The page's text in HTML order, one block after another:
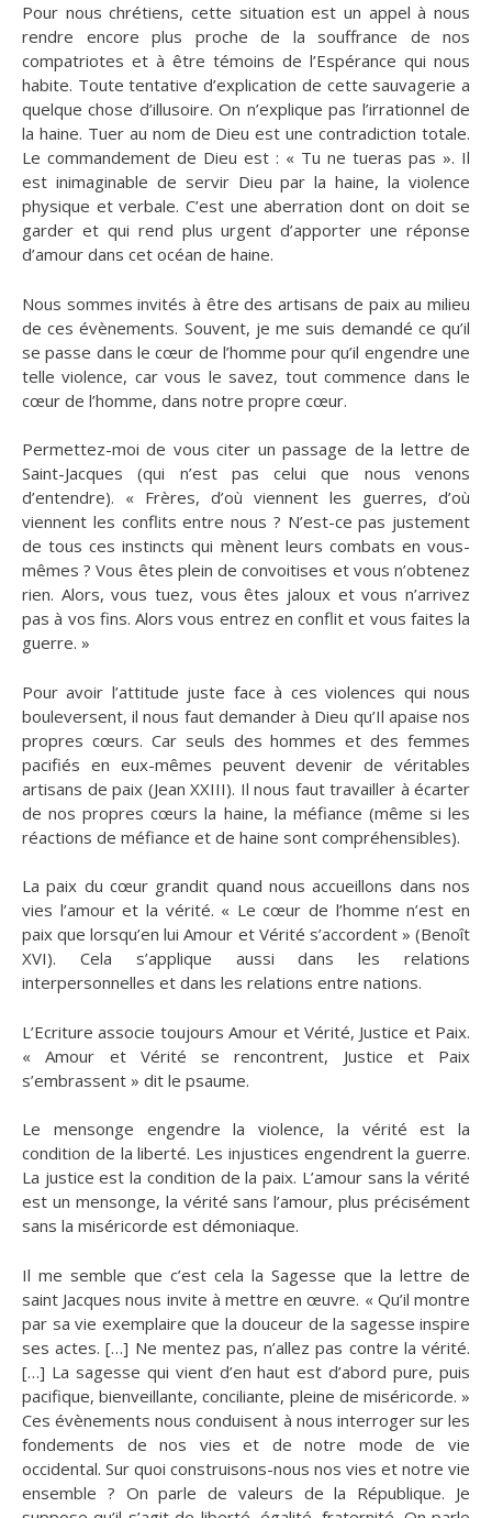
Pour nous chrétiens, cette situation est un appel à nous
rendre encore plus proche de la souffrance de nos
compatriotes et à être témoins de l’Espérance qui nous
habite. Toute tentative d’explication de cette sauvagerie a
quelque chose d’illusoire. On n’explique pas l’irrationnel de
la haine. Tuer au nom de Dieu est une contradiction totale.
Le commandement de Dieu est : « Tu ne tueras pas ». Il
est inimaginable de servir Dieu par la haine, la violence
physique et verbale. C’est une aberration dont on doit se
garder et qui rend plus urgent d’apporter une réponse
d’amour dans cet océan de haine.
Nous sommes invités à être des artisans de paix au milieu
de ces évènements. Souvent, je me suis demandé ce qu’il
se passe dans le cœur de l’homme pour qu’il engendre une
telle violence, car vous le savez, tout commence dans le
cœur de l’homme, dans notre propre cœur.
Permettez-moi de vous citer un passage de la lettre de
Saint-Jacques (qui n’est pas celui que nous venons
d’entendre). « Frères, d’où viennent les guerres, d’où
viennent les conflits entre nous ? N’est-ce pas justement
de tous ces instincts qui mènent leurs combats en vous-
mêmes ? Vous êtes plein de convoitises et vous n’obtenez
rien. Alors, vous tuez, vous êtes jaloux et vous n’arrivez
pas à vos fins. Alors vous entrez en conflit et vous faites la
guerre. »
Pour avoir l’attitude juste face à ces violences qui nous
bouleversent, il nous faut demander à Dieu qu’Il apaise nos
propres cœurs. Car seuls des hommes et des femmes
pacifiés en eux-mêmes peuvent devenir de véritables
artisans de paix (Jean XXIII). Il nous faut travailler à écarter
de nos propres cœurs la haine, la méfiance (même si les
réactions de méfiance et de haine sont compréhensibles).
La paix du cœur grandit quand nous accueillons dans nos
vies l’amour et la vérité. « Le cœur de l’homme n’est en
paix que lorsqu’en lui Amour et Vérité s’accordent » (Benoît
XVI). Cela s’applique aussi dans les relations
interpersonnelles et dans les relations entre nations.
L’Ecriture associe toujours Amour et Vérité, Justice et Paix.
« Amour et Vérité se rencontrent, Justice et Paix
s’embrassent » dit le psaume.
Le mensonge engendre la violence, la vérité est la
condition de la liberté. Les injustices engendrent la guerre.
La justice est la condition de la paix. L’amour sans la vérité
est un mensonge, la vérité sans l’amour, plus précisément
sans la miséricorde est démoniaque.
Il me semble que c’est cela la Sagesse que la lettre de
saint Jacques nous invite à mettre en œuvre. « Qu’il montre
par sa vie exemplaire que la douceur de la sagesse inspire
ses actes. […] Ne mentez pas, n’allez pas contre la vérité.
[…] La sagesse qui vient d’en haut est d’abord pure, puis
pacifique, bienveillante, conciliante, pleine de miséricorde. »
Ces évènements nous conduisent à nous interroger sur les
fondements de nos vies et de notre mode de vie
occidental. Sur quoi construisons-nous nos vies et notre vie
ensemble ? On parle de valeurs de la République. Je